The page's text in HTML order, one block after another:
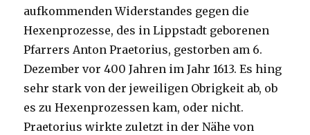
aufkommenden Widerstandes gegen die
Hexenprozesse, des in Lippstadt geborenen
Pfarrers Anton Praetorius, gestorben am 6.
Dezember vor 400 Jahren im Jahr 1613. Es hing
sehr stark von der jeweiligen Obrigkeit ab, ob
es zu Hexenprozessen kam, oder nicht.
Praetorius wirkte zuletzt in der Nähe von